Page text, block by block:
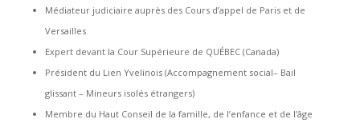
Médiateur judiciaire auprès des Cours d’appel de Paris et de
Versailles
Expert devant la Cour Supérieure de QUÉBEC (Canada)
Président du Lien Yvelinois (Accompagnement social– Bail
glissant – Mineurs isolés étrangers)
Membre du Haut Conseil de la famille, de l’enfance et de l’âge